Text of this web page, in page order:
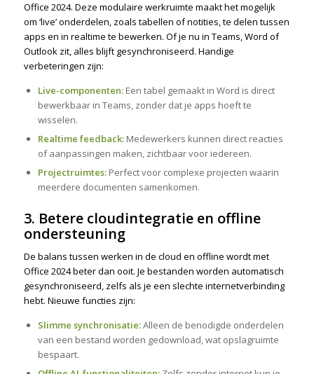
Office 2024. Deze modulaire werkruimte maakt het mogelijk
om ‘live’ onderdelen, zoals tabellen of notities, te delen tussen
apps en in realtime te bewerken. Of je nu in Teams, Word of
Outlook zit, alles blijft gesynchroniseerd. Handige
verbeteringen zijn:
Live-componenten:Een tabel gemaakt in Word is direct
bewerkbaar in Teams, zonder dat je apps hoeft te
wisselen.
Realtime feedback:Medewerkers kunnen direct reacties
of aanpassingen maken, zichtbaar voor iedereen.
Projectruimtes:Perfect voor complexe projecten waarin
meerdere documenten samenkomen.
3. Betere cloudintegratie en offline
ondersteuning
De balans tussen werken in de cloud en offline wordt met
Office 2024 beter dan ooit. Je bestanden worden automatisch
gesynchroniseerd, zelfs als je een slechte internetverbinding
hebt. Nieuwe functies zijn:
Slimme synchronisatie:Alleen de benodigde onderdelen
van een bestand worden gedownload, wat opslagruimte
bespaart.